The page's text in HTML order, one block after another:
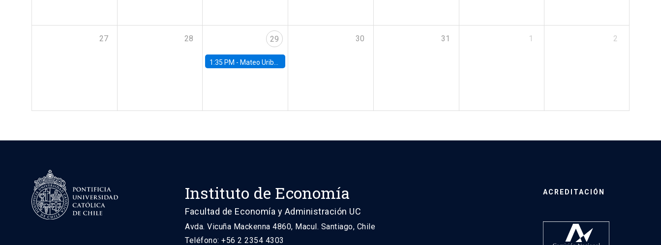
27 28 29
1:35 PM - Mateo Uribe-Castro, Universidad de los Andes (Colombia)
30 31 1 2
Instituto de Economía
Facultad de Economía y Administración UC
Avda. Vicuña Mackenna 4860, Macul. Santiago, Chile
Teléfono: +56 2 2354 4303
ACREDITACIÓN